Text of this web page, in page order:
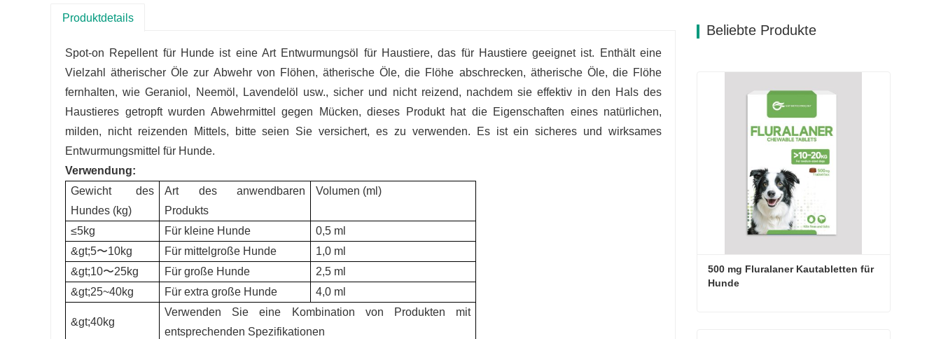
Produktdetails
Spot-on Repellent für Hunde ist eine Art Entwurmungsöl für Haustiere, das für Haustiere geeignet ist. Enthält eine
Vielzahl ätherischer Öle zur Abwehr von Flöhen, ätherische Öle, die Flöhe abschrecken, ätherische Öle, die Flöhe
fernhalten, wie Geraniol, Neemöl, Lavendelöl usw., sicher und nicht reizend, nachdem sie effektiv in den Hals des
Haustieres getropft wurden Abwehrmittel gegen Mücken, dieses Produkt hat die Eigenschaften eines natürlichen,
milden, nicht reizenden Mittels, bitte seien Sie versichert, es zu verwenden. Es ist ein sicheres und wirksames
Entwurmungsmittel für Hunde.
Verwendung:
Gewicht des
Hundes (kg)
Art des anwendbaren
Produkts
Volumen (ml)
≤5kg Für kleine Hunde
0,5 ml
&gt;5〜10kg
Für mittelgroße Hunde
1,0 ml
&gt;10〜25kg
Für große Hunde
2,5 ml
&gt;25~40kg
Für extra große Hunde 4,0 ml
&gt;40kg
Verwenden Sie eine Kombination von Produkten mit
entsprechenden Spezifikationen
Beliebte Produkte
500 mg Fluralaner Kautabletten für
Hunde